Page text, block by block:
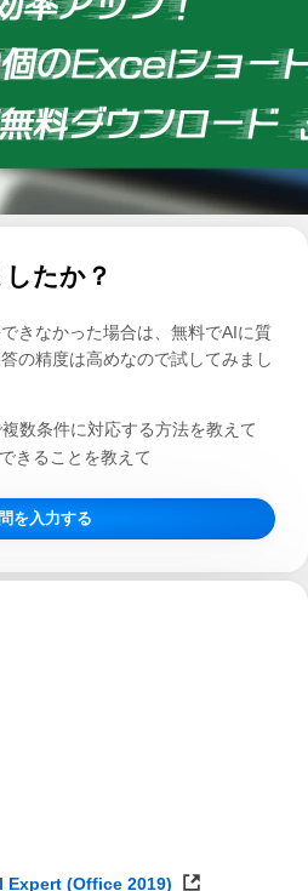
たか？
きなかった場合は、無料でAIに質
の精度は高めなので試してみまし
数条件に対応する方法を教えて
きることを教えて
を入力する
Expert (Office 2019)